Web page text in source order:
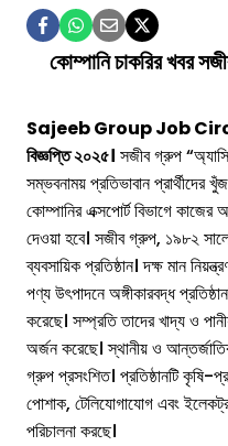
কোম্পানি চাকরির খবর
Sajeeb Group Job
বিজ্ঞপ্তি ২০২৫। সজীব গ্রুপ
সম্ভবনাময় প্রতিভাবান প্রার্থীদের
কোম্পানির এক্সপোর্ট বিভাগে
দেওয়া হবে। সজীব গ্রুপ, ১৯৮২
ব্যবসায়িক প্রতিষ্ঠান। দক্ষ মান
পণ্য উৎপাদনে অঙ্গীকারবদ্ধ
করেছে। সম্প্রতি তাদের খাদ্য ও
অর্জন করেছে। স্থানীয় ও
গ্রুপ প্রসংশিত। প্রতিষ্ঠানটি কৃষি-
পোশাক, টেলিযোগাযোগ এবং
পরিচালনা করছে।